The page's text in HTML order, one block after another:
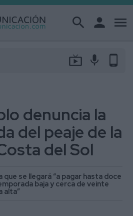
search person menu
live_tv mic phone_android
denuncia la
del peaje de la
del Sol
que se llegará “a pagar hasta doce
baja y cerca de veinte
alta”